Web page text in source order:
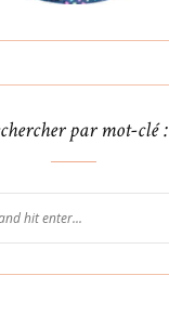
par mot-clé :